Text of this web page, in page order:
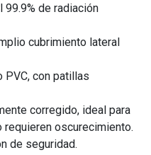
99.9% de radiación
cubrimiento lateral
PVC, con patillas
corregido, ideal para
oscurecimiento.
de seguridad.